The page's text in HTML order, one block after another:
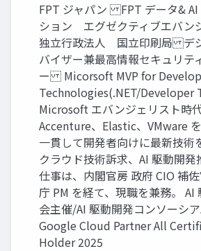
FPT ジャパン FPT データ& AI
ション エグゼクティブエバ
独立行政法人 国立印刷局 デ
バイザー兼最高情報セキュリテ
ー Micorsoft MVP for
Technologies(.NET/Developer
Microsoft エバンジェリスト時
Accenture、Elastic、VMware
一貫して開発者向けに最新技術
クラウド技術訴求、AI 駆動開発
仕事は、内閣官房 政府 CIO 補
庁 PM を経て、現職を兼務。 AI
会主催/AI 駆動開発コンソーシ
Google Cloud Partner All
Holder 2025